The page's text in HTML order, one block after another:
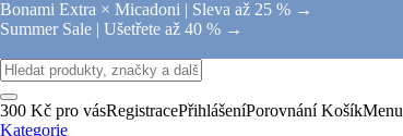
Bonami Extra × Micadoni | Sleva až 25 % →
Summer Sale | Ušetřete až 40 % →
300 Kč pro vásRegistracePřihlášeníPorovnání KošíkMenu
Kategorie